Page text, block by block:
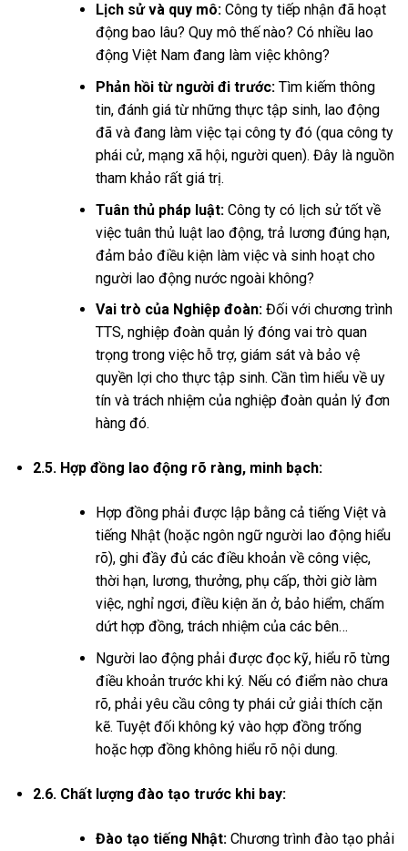
Lịch sử và quy mô:Công ty tiếp nhận đã hoạt
động bao lâu? Quy mô thế nào? Có nhiều lao
động Việt Nam đang làm việc không?
Phản hồi từ người đi trước:Tìm kiếm thông
tin, đánh giá từ những thực tập sinh, lao động
đã và đang làm việc tại công ty đó (qua công ty
phái cử, mạng xã hội, người quen). Đây là nguồn
tham khảo rất giá trị.
Tuân thủ pháp luật:Công ty có lịch sử tốt về
việc tuân thủ luật lao động, trả lương đúng hạn,
đảm bảo điều kiện làm việc và sinh hoạt cho
người lao động nước ngoài không?
Vai trò của Nghiệp đoàn:Đối với chương trình
TTS, nghiệp đoàn quản lý đóng vai trò quan
trọng trong việc hỗ trợ, giám sát và bảo vệ
quyền lợi cho thực tập sinh. Cần tìm hiểu về uy
tín và trách nhiệm của nghiệp đoàn quản lý đơn
hàng đó.
2.5. Hợp đồng lao động rõ ràng, minh bạch:
Hợp đồng phải được lập bằng cả tiếng Việt và
tiếng Nhật (hoặc ngôn ngữ người lao động hiểu
rõ), ghi đầy đủ các điều khoản về công việc,
thời hạn, lương, thưởng, phụ cấp, thời giờ làm
việc, nghỉ ngơi, điều kiện ăn ở, bảo hiểm, chấm
dứt hợp đồng, trách nhiệm của các bên…
Người lao động phải được đọc kỹ, hiểu rõ từng
điều khoản trước khi ký. Nếu có điểm nào chưa
rõ, phải yêu cầu công ty phái cử giải thích cặn
kẽ. Tuyệt đối không ký vào hợp đồng trống
hoặc hợp đồng không hiểu rõ nội dung.
2.6. Chất lượng đào tạo trước khi bay:
Đào tạo tiếng Nhật:Chương trình đào tạo phải